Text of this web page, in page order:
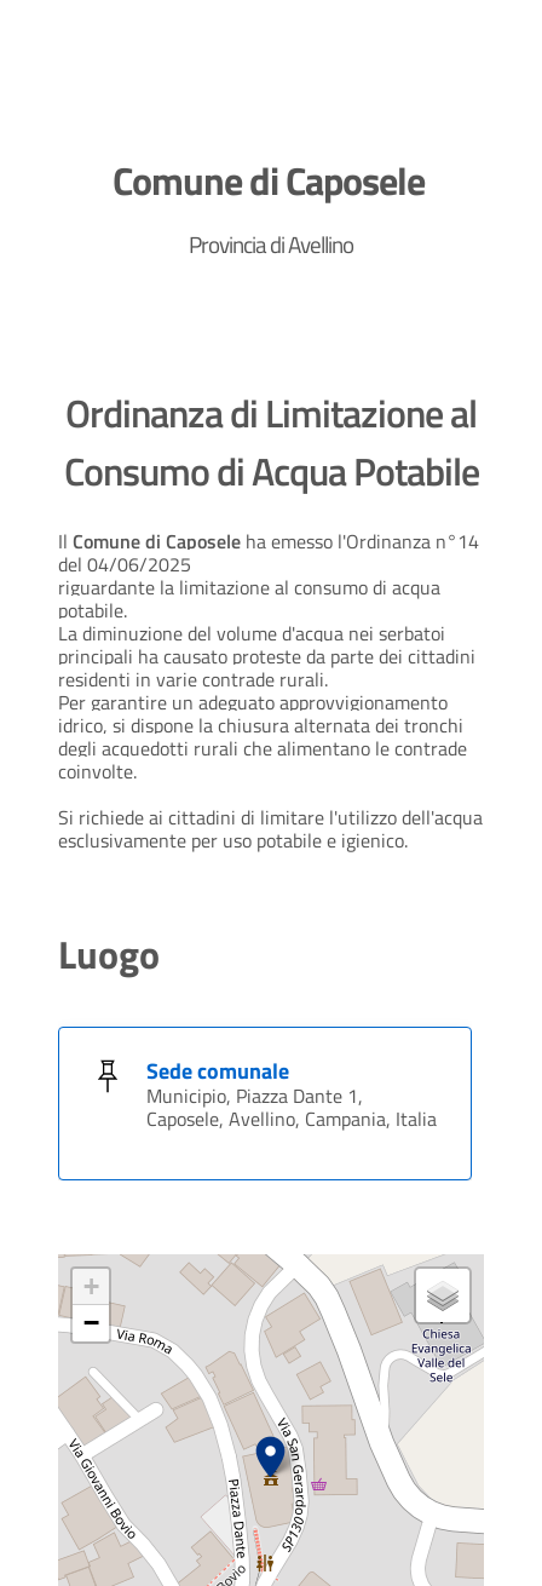
Comune di Caposele
Provincia di Avellino
Ordinanza di Limitazione al
Consumo di Acqua Potabile
Il Comune di Caposele ha emesso l'Ordinanza n°14
del 04/06/2025
riguardante la limitazione al consumo di acqua
potabile.
La diminuzione del volume d'acqua nei serbatoi
principali ha causato proteste da parte dei cittadini
residenti in varie contrade rurali.
Per garantire un adeguato approvvigionamento
idrico, si dispone la chiusura alternata dei tronchi
degli acquedotti rurali che alimentano le contrade
coinvolte.
Si richiede ai cittadini di limitare l'utilizzo dell'acqua
esclusivamente per uso potabile e igienico.
Luogo
Sede comunale
Municipio, Piazza Dante 1,
Caposele, Avellino, Campania, Italia
+
−